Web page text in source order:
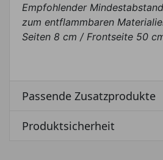
Empfohlender
zum entflammbaren
Seiten 8 cm / Frontseite 50
Passende Zusatzprodukte
Produktsicherheit